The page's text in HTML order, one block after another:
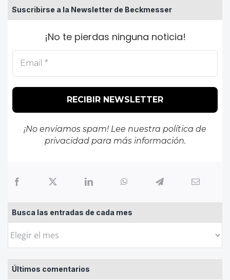
Suscribirse a la Newsletter de Beckmesser
¡No te pierdas ninguna noticia!
¡No enviamos spam! Lee nuestra política de
privacidadpara más información.
Busca las entradas de cada mes
Busca
entradas
de
Últimos comentarios